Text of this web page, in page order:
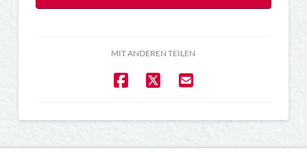
MIT ANDEREN TEILEN